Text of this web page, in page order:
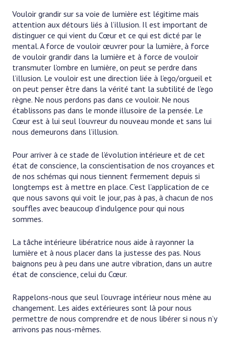
Vouloir grandir sur sa voie de lumière est légitime mais
attention aux détours liés à l’illusion. Il est important de
distinguer ce qui vient du Cœur et ce qui est dicté par le
mental. A force de vouloir œuvrer pour la lumière, à force
de vouloir grandir dans la lumière et à force de vouloir
transmuter l’ombre en lumière, on peut se perdre dans
l’illusion. Le vouloir est une direction liée à l’ego/orgueil et
on peut penser être dans la vérité tant la subtilité de l’ego
règne. Ne nous perdons pas dans ce vouloir. Ne nous
établissons pas dans le monde illusoire de la pensée. Le
Cœur est à lui seul l’ouvreur du nouveau monde et sans lui
nous demeurons dans l’illusion.
Pour arriver à ce stade de l’évolution intérieure et de cet
état de conscience, la conscientisation de nos croyances et
de nos schémas qui nous tiennent fermement depuis si
longtemps est à mettre en place. C’est l’application de ce
que nous savons qui voit le jour, pas à pas, à chacun de nos
souffles avec beaucoup d’indulgence pour qui nous
sommes.
La tâche intérieure libératrice nous aide à rayonner la
lumière et à nous placer dans la justesse des pas. Nous
baignons peu à peu dans une autre vibration, dans un autre
état de conscience, celui du Cœur.
Rappelons-nous que seul l’ouvrage intérieur nous mène au
changement. Les aides extérieures sont là pour nous
permettre de nous comprendre et de nous libérer si nous n’y
arrivons pas nous-mêmes.